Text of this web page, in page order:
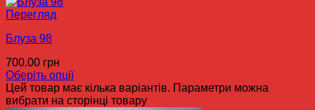
Перегляд
Блуза 98
700.00 грн
Оберіть опції
Цей товар має кілька варіантів. Параметри можна
вибрати на сторінці товару